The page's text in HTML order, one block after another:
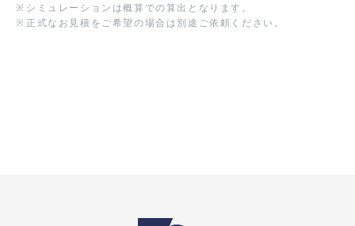
※ シミュレーションは概算での算出となります。
※ 正式なお見積をご希望の場合は別途ご依頼ください。